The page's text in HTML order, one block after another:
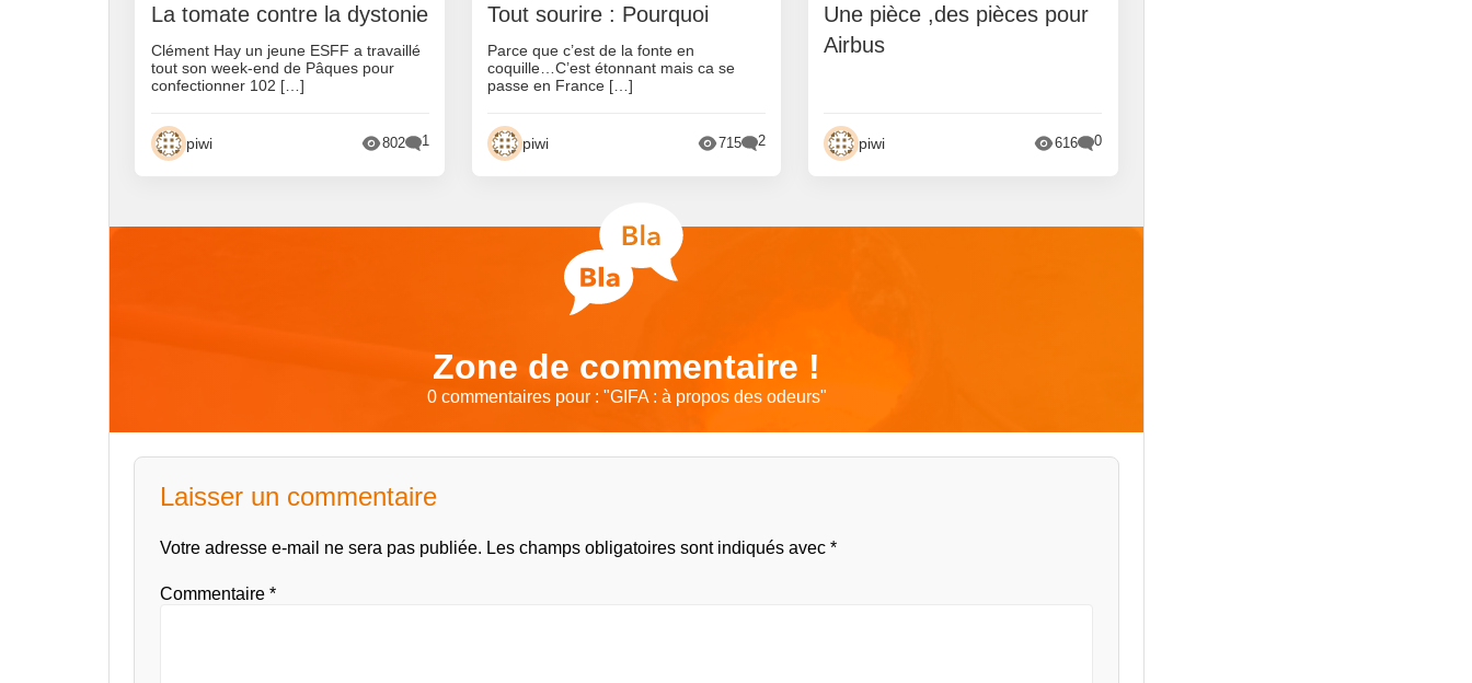
La tomate contre la dystonie
Clément Hay un jeune ESFF a travaillé
tout son week-end de Pâques pour
confectionner 102 […]
piwi 802 1
Tout sourire : Pourquoi
Parce que c’est de la fonte en
coquille…C’est étonnant mais ca se
passe en France […]
piwi 715 2
Une pièce ,des pièces pour
Airbus
piwi 616 0
Zone de commentaire !
0 commentaires pour : "GIFA : à propos des odeurs"
Laisser un commentaire
Votre adresse e-mail ne sera pas publiée. Les champs obligatoires sont indiqués avec *
Commentaire *